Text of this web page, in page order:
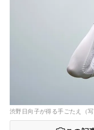
渋野日向子が得る手ごたえ（